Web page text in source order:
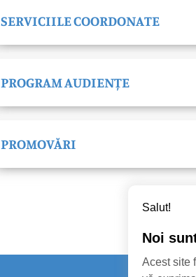
SERVICIILE COORDONATE
PROGRAM AUDIENȚE
PROMOVĂRI
Salut!
Noi
Acest site